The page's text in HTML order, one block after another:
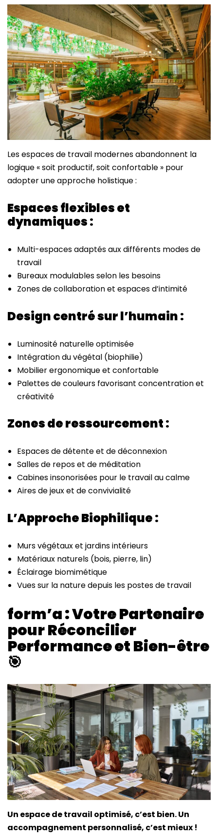
Les espaces de travail modernes abandonnent la
logique « soit productif, soit confortable » pour
adopter une approche holistique :
Espaces flexibles et
dynamiques :
Multi-espaces adaptés aux différents modes de
travail
Bureaux modulables selon les besoins
Zones de collaboration et espaces d’intimité
Design centré sur l’humain :
Luminosité naturelle optimisée
Intégration du végétal (biophilie)
Mobilier ergonomique et confortable
Palettes de couleurs favorisant concentration et
créativité
Zones de ressourcement :
Espaces de détente et de déconnexion
Salles de repos et de méditation
Cabines insonorisées pour le travail au calme
Aires de jeux et de convivialité
L’Approche Biophilique :
Murs végétaux et jardins intérieurs
Matériaux naturels (bois, pierre, lin)
Éclairage biomimétique
Vues sur la nature depuis les postes de travail
form’a : Votre Partenaire
pour Réconcilier
Performance et Bien-être
🎯
Un espace de travail optimisé, c’est bien. Un
accompagnement personnalisé, c’est mieux !